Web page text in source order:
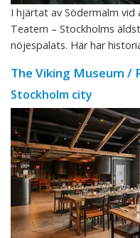
I hjärtat av Södermalm vid
Teatern – Stockholms
nöjespalats. Här har
The Viking Museum /
Stockholm city